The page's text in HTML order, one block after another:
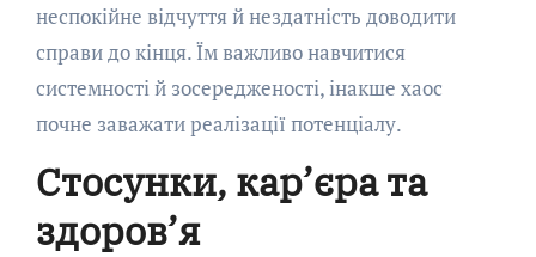
неспокійне відчуття й нездатність доводити
справи до кінця. Їм важливо навчитися
системності й зосередженості, інакше хаос
почне заважати реалізації потенціалу.
Стосунки, кар’єра та
здоров’я